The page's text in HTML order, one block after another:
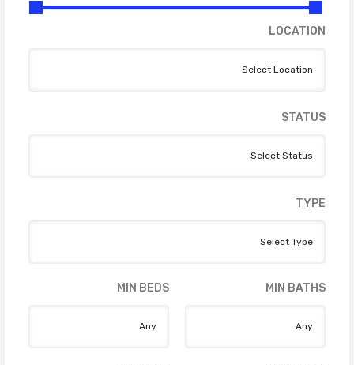
LOCATION
STATUS
TYPE
MIN BEDS MIN BATHS